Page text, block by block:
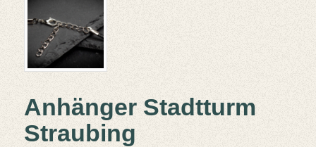
Anhänger Stadtturm
Straubing